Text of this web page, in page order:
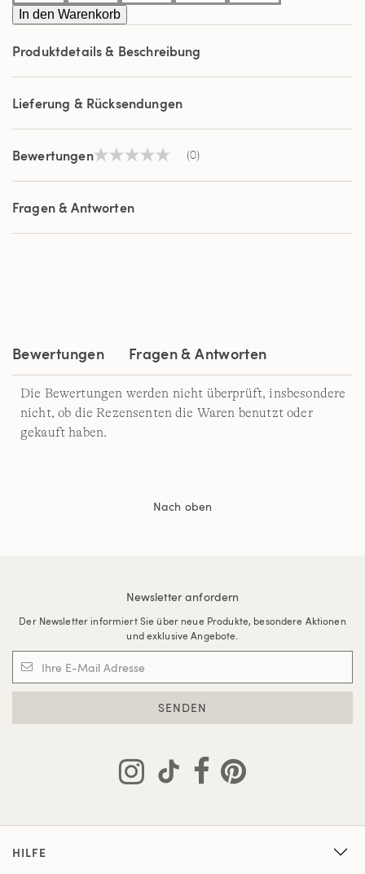
In den Warenkorb
Produktdetails & Beschreibung
Lieferung & Rücksendungen
BewertungenKein
Link
derselben
(0)
Fragen & Antworten
Bewertungen Fragen & Antworten
Die Bewertungen werden nicht überprüft, insbesondere
nicht, ob die Rezensenten die Waren benutzt oder
gekauft haben.
Nach oben
Newsletter anfordern
Der Newsletter informiert Sie über neue Produkte, besondere Aktionen
und exklusive Angebote.
SENDEN
HILFE